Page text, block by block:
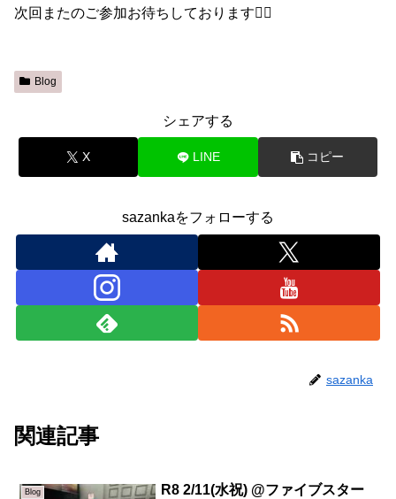
次回またのご参加お待ちしております🙇‍♀️
Blog
シェアする
X LINE コピー
sazankaをフォローする
sazanka
関連記事
Blog
R8 2/11(水祝) @ファイブスター